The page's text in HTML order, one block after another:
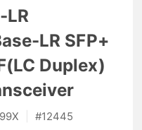
LR
LR SFP+
Duplex)
#12445